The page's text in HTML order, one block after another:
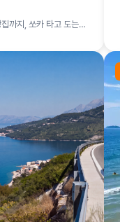
까지, 쏘카 타고 도는